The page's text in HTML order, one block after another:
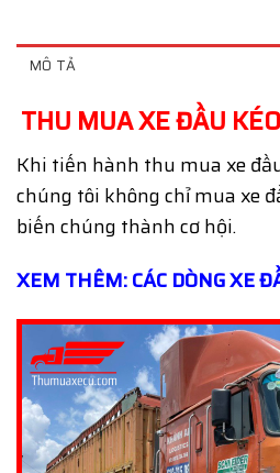
MÔ TẢ
THU MUA XE ĐẦU
Khi tiến hành thu mua xe
chúng tôi không chỉ mua xe
biến chúng thành cơ hội.
XEM THÊM: CÁC DÒNG XE